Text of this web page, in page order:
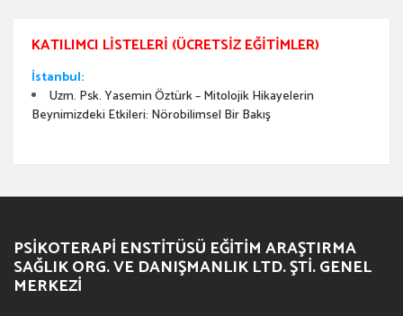
KATILIMCI LISTELERI (ÜCRETSIZ EĞITIMLER)
İstanbul:
Uzm. Psk. Yasemin Öztürk – Mitolojik Hikayelerin
Beynimizdeki Etkileri: Nörobilimsel Bir Bakış
PSIKOTERAPI ENSTITÜSÜ EĞITIM ARAŞTIRMA
SAĞLIK ORG. VE DANIŞMANLIK LTD. ŞTI. GENEL
MERKEZI